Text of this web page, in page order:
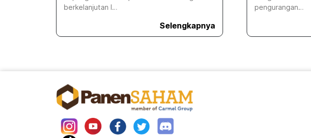
berkelanjutan I…
Selengkapnya
pengurangan…